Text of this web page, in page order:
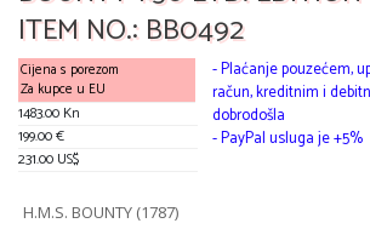
ITEM NO.: BB0492
Cijena s porezom
Za kupce u EU
1483.00 Kn
199.00 €
231.00 US$
- Plaćanje pouzećem,
račun, kreditnim i
dobrodošla
- PayPal usluga je +5%
H.M.S. BOUNTY (1787)